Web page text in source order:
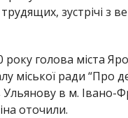
зустрічі з
голова міста
міської ради “Про
Ульянову в м. Івано-
оточили.